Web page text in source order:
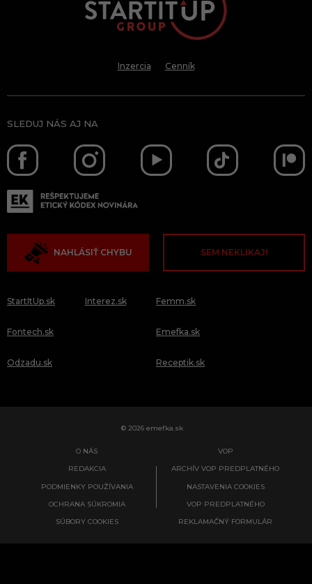
Inzercia Cenník
SLEDUJ NÁS AJ NA
NAHLÁSIŤ CHYBU SEM NEKLIKAJ!
StartItUp.sk
Fontech.sk
Odzadu.sk
Interez.sk Femm.sk
Emefka.sk
Receptik.sk
© 2026 emefka.sk
O NÁS
REDAKCIA
PODMIENKY POUŽÍVANIA
OCHRANA SÚKROMIA
SÚBORY COOKIES
VOP
ARCHÍV VOP PREDPLATNÉHO
NASTAVENIA COOKIES
VOP PREDPLATNÉHO
REKLAMAČNÝ FORMULÁR